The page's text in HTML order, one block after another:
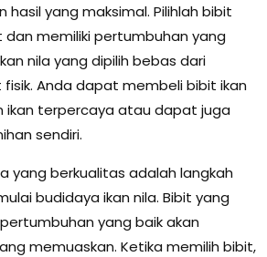
yang maksimal. Pilihlah bibit
dan memiliki pertumbuhan yang
nila yang dipilih bebas dari
Anda dapat membeli bibit ikan
ikan terpercaya atau dapat juga
sendiri.
yang berkualitas adalah langkah
budidaya ikan nila. Bibit yang
yang baik akan
memuaskan. Ketika memilih bibit,